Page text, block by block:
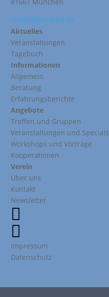
81667 München
info@down-kind.de
Aktuelles
Veranstaltungen
Tagebuch
Informationen
Allgemein
Beratung
Erfahrungsberichte
Angebote
Treffen und Gruppen
Veranstaltungen und Specials
Workshops und Vorträge
Kooperationen
Verein
Über uns
Kontakt
Newsletter


Impressum
Datenschutz